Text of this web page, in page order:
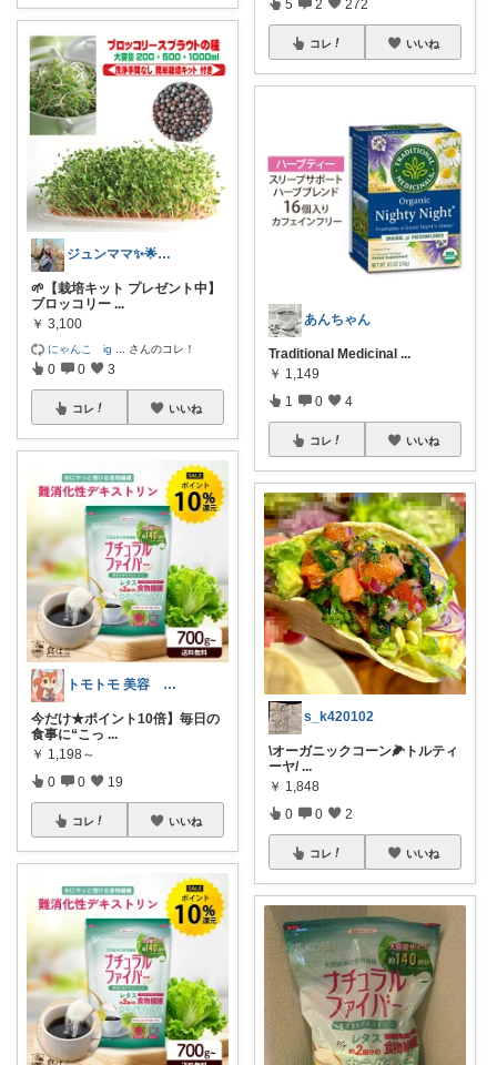
ジュンママ✨🌟訪問感謝です💝🌹
🌱【栽培キット プレゼント中】
ブロッコリー ...
￥ 3,100
にゃんこ ig さんのコレ！
0 0 3
コレ いいね
トモトモ 美容 食品 子育てルーム
今だけ★ポイント10倍】毎日の
食事に“こっ ...
￥ 1,198～
0 0 19
コレ いいね
5 2 272
コレ いいね
あんちゃん
Traditional Medicinal ...
￥ 1,149
1 0 4
コレ いいね
s_k420102
\オーガニックコーン🌽トルティ
ーヤ/...
￥ 1,848
0 0 2
コレ いいね